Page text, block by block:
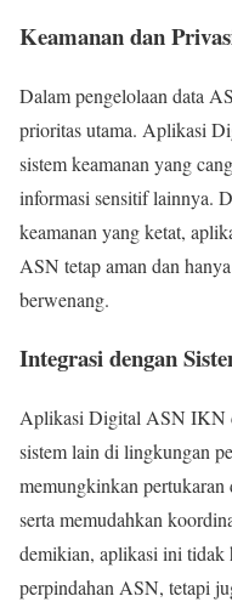
Keamanan dan
Dalam pengelolaan data
prioritas utama. Aplikasi
sistem keamanan yang
informasi sensitif lainnya.
keamanan yang ketat,
ASN tetap aman dan
berwenang.
Integrasi dengan
Aplikasi Digital ASN IKN
sistem lain di lingkungan
memungkinkan pertukaran
serta memudahkan
demikian, aplikasi ini tidak
perpindahan ASN, tetapi